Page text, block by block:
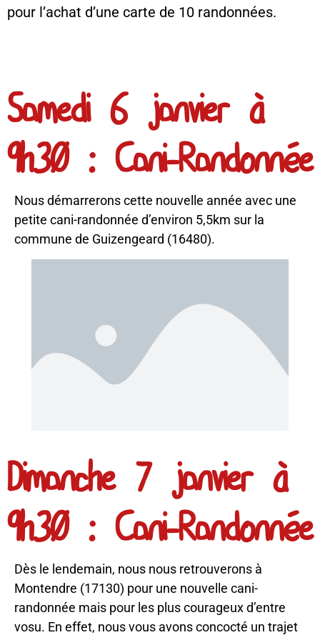
pour l’achat d’une carte de 10 randonnées.
Samedi 6 janvier à
9h30 : Cani-Randonnée
Nous démarrerons cette nouvelle année avec une
petite cani-randonnée d’environ 5,5km sur la
commune de Guizengeard (16480).
Dimanche 7 janvier à
9h30 : Cani-Randonnée
Dès le lendemain, nous nous retrouverons à
Montendre (17130) pour une nouvelle cani-
randonnée mais pour les plus courageux d’entre
vosu. En effet, nous vous avons concocté un trajet